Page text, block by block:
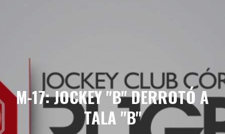
M-17: JOCKEY "B" DERROTÓ A
TALA "B"